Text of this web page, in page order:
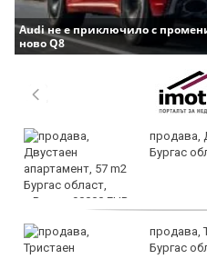
Audi не е приключило с
ново Q8
продава,
Бургас
продава,
Бургас